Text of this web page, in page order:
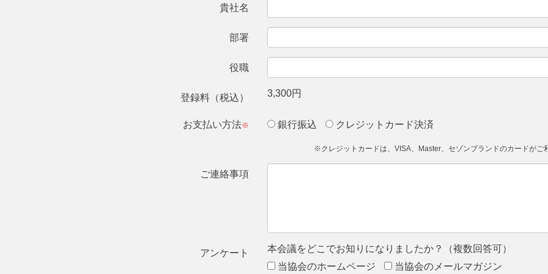
貴社名
部署
役職
登録料（税込） 3,300円
お支払い方法※ 銀行振込 クレジットカード決済
※クレジットカードは、VISA、Master、セゾンブランドのカードがご
ご連絡事項
アンケート
本会議をどこでお知りになりましたか？（複数回答可）
当協会のホームページ
当協会のメールマガジン